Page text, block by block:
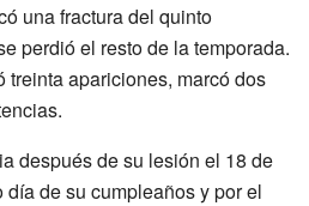
una fractura del quinto
perdió el resto de la temporada.
treinta apariciones, marcó dos
después de su lesión el 18 de
de su cumpleaños y por el